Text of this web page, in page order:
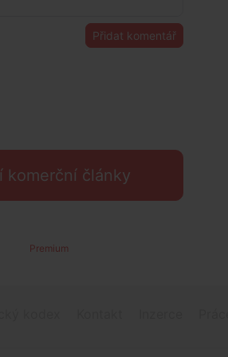
Přidat komentář
komerční články
Premium